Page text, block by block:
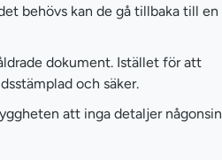
behövs kan de gå tillbaka till en
dokument. Istället för att
och säker.
att inga detaljer någonsin